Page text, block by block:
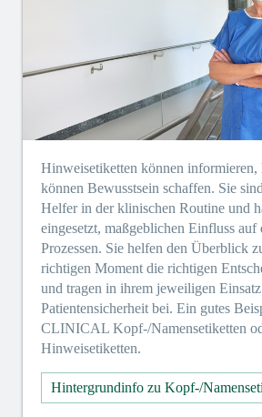
Hinweisetiketten können informieren,
können Bewusstsein schaffen. Sie
Helfer in der klinischen Routine und
eingesetzt, maßgeblichen Einfluss auf
Prozessen. Sie helfen den Überblick
richtigen Moment die richtigen
und tragen in ihrem jeweiligen
Patientensicherheit bei. Ein gutes
CLINICAL Kopf-/Namensetiketten
Hinweisetiketten.
Hintergrundinfo zu Kopf-/